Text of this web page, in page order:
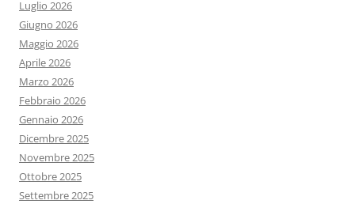
Luglio 2026
Giugno 2026
Maggio 2026
Aprile 2026
Marzo 2026
Febbraio 2026
Gennaio 2026
Dicembre 2025
Novembre 2025
Ottobre 2025
Settembre 2025